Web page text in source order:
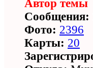
Автор темы
Сообщения:
Фото: 2396
Карты: 20